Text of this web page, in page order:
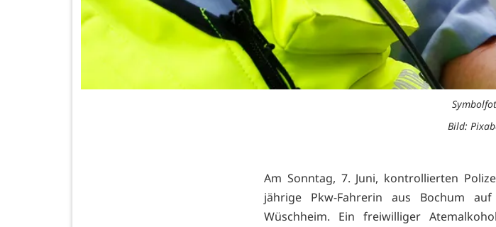
Bild:
Am Sonntag, 7. Juni, kontrollierten
jährige Pkw-Fahrerin aus Bochum
Wüschheim. Ein freiwilliger